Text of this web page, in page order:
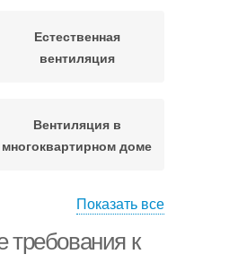
Естественная
вентиляция
Вентиляция в
многоквартирном доме
Требования к кухонному
помещению
Показать все
к